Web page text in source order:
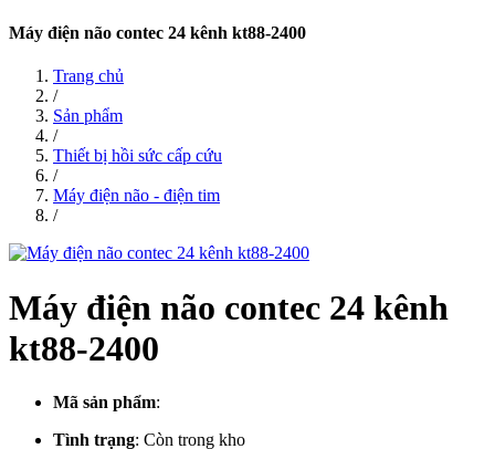
Máy điện não contec 24 kênh kt88-2400
Trang chủ
/
Sản phẩm
/
Thiết bị hồi sức cấp cứu
/
Máy điện não - điện tim
/
Máy điện não contec 24 kênh
kt88-2400
Mã sản phẩm:
Tình trạng: Còn trong kho